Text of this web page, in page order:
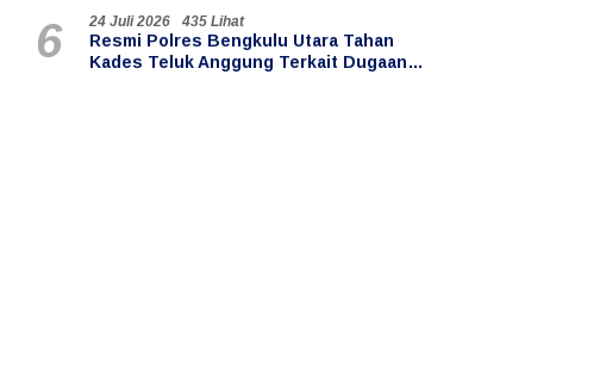
6 24 Juli 2026 435 Lihat
Resmi Polres Bengkulu Utara Tahan
Kades Teluk Anggung Terkait Dugaan